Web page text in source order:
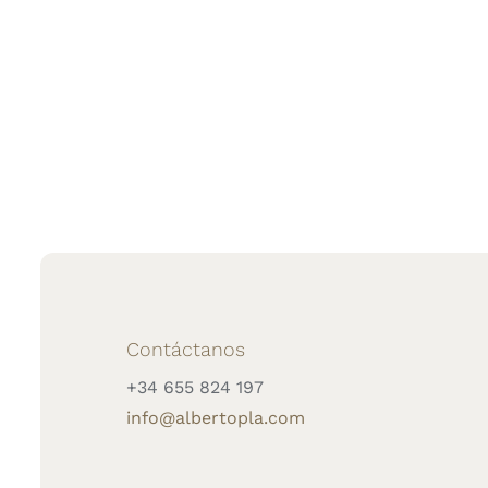
Contáctanos
+34 655 824 197
info@albertopla.com